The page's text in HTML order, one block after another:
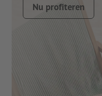
Nu profiteren